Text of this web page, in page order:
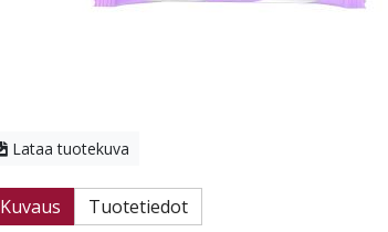
Lataa tuotekuva
Kuvaus Tuotetiedot